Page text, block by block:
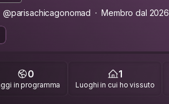
@parisachicagonomad Membro dal 2026
0
in programma
1
Luoghi in cui ho vissuto